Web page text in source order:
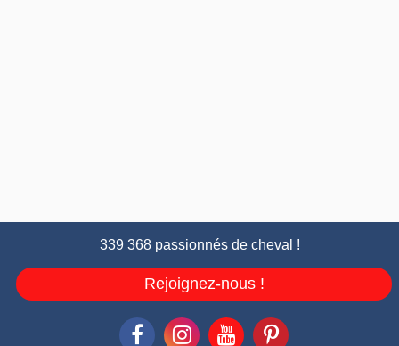
339 368 passionnés de cheval !
Rejoignez-nous !